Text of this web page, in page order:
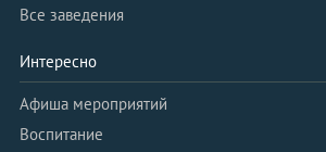
Все заведения
Интересно
Афиша мероприятий
Воспитание